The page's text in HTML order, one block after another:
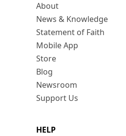
About
News & Knowledge
Statement of Faith
Mobile App
Store
Blog
Newsroom
Support Us
HELP